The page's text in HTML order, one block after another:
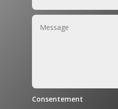
Consentement